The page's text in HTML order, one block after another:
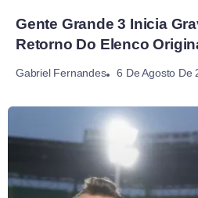
Gente Grande 3 Inicia
Retorno Do Elenco
Gabriel Fernandes 6 De Agosto De